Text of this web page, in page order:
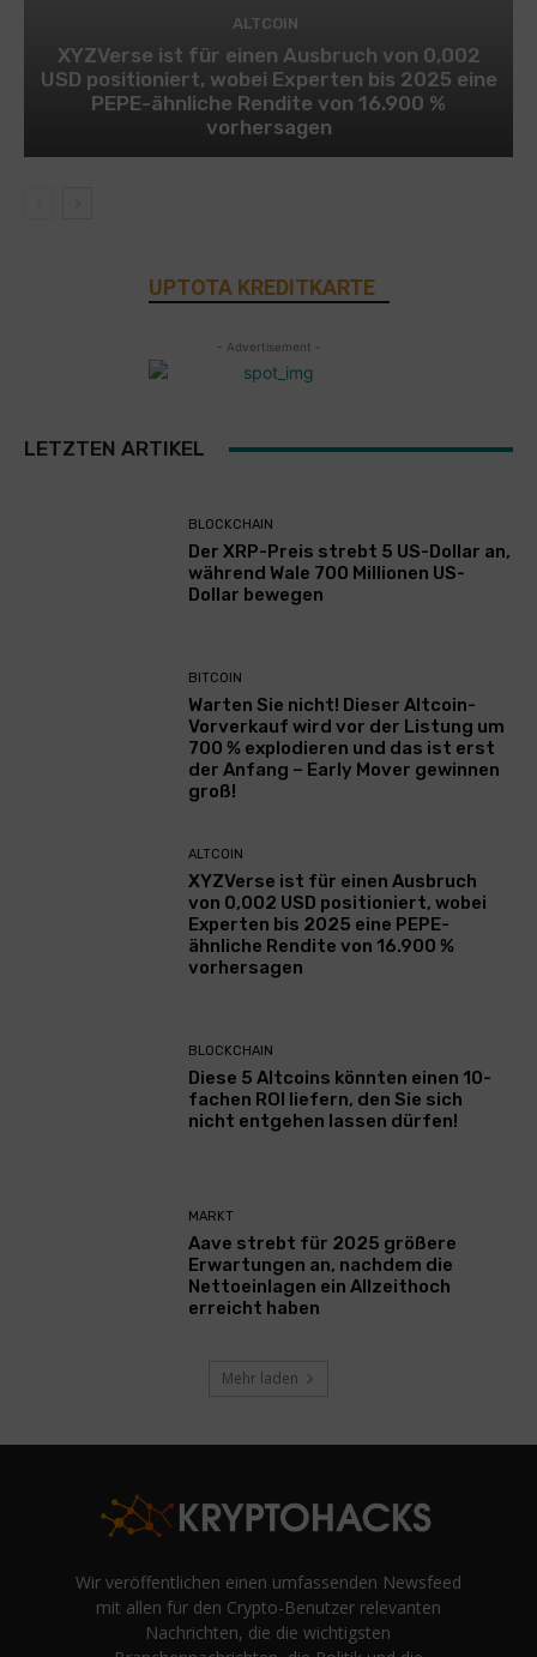
ALTCOIN
XYZVerse ist für einen Ausbruch von 0,002
USD positioniert, wobei Experten bis 2025 eine
PEPE-ähnliche Rendite von 16.900 %
vorhersagen
UPTOTA KREDITKARTE
- Advertisement -
LETZTEN ARTIKEL
BLOCKCHAIN
Der XRP-Preis strebt 5 US-Dollar an,
während Wale 700 Millionen US-
Dollar bewegen
BITCOIN
Warten Sie nicht! Dieser Altcoin-
Vorverkauf wird vor der Listung um
700 % explodieren und das ist erst
der Anfang – Early Mover gewinnen
groß!
ALTCOIN
XYZVerse ist für einen Ausbruch
von 0,002 USD positioniert, wobei
Experten bis 2025 eine PEPE-
ähnliche Rendite von 16.900 %
vorhersagen
BLOCKCHAIN
Diese 5 Altcoins könnten einen 10-
fachen ROI liefern, den Sie sich
nicht entgehen lassen dürfen!
MARKT
Aave strebt für 2025 größere
Erwartungen an, nachdem die
Nettoeinlagen ein Allzeithoch
erreicht haben
Mehr laden
Wir veröffentlichen einen umfassenden Newsfeed
mit allen für den Crypto-Benutzer relevanten
Nachrichten, die die wichtigsten